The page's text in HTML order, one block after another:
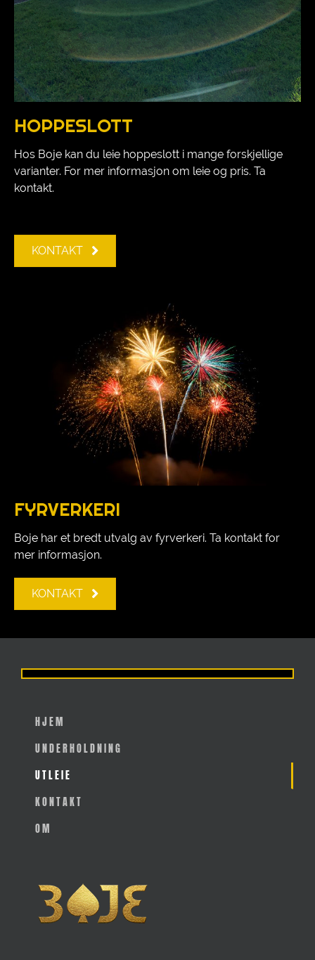
HOPPESLOTT
Hos Boje kan du leie hoppeslott i mange forskjellige
varianter. For mer informasjon om leie og pris. Ta
kontakt.
KONTAKT
FYRVERKERI
Boje har et bredt utvalg av fyrverkeri. Ta kontakt for
mer informasjon.
KONTAKT
HJEM
UNDERHOLDNING
UTLEIE
KONTAKT
OM